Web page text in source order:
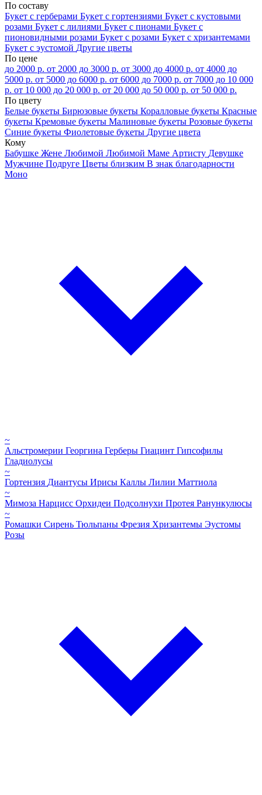
По составу
Букет с герберами Букет с гортензиями Букет с кустовыми
розами Букет с лилиями Букет с пионами Букет с
пионовидными розами Букет с розами Букет с хризантемами
Букет с эустомой Другие цветы
По цене
до 2000 р. от 2000 до 3000 р. от 3000 до 4000 р. от 4000 до
5000 р. от 5000 до 6000 р. от 6000 до 7000 р. от 7000 до 10 000
р. от 10 000 до 20 000 р. от 20 000 до 50 000 р. от 50 000 р.
По цвету
Белые букеты Бирюзовые букеты Коралловые букеты Красные
букеты Кремовые букеты Малиновые букеты Розовые букеты
Синие букеты Фиолетовые букеты Другие цвета
Кому
Бабушке Жене Любимой Любимой Маме Артисту Девушке
Мужчине Подруге Цветы близким В знак благодарности
Моно
~
Альстромерии Георгина Герберы Гиацинт Гипсофилы
Гладиолусы
~
Гортензия Диантусы Ирисы Каллы Лилии Маттиола
~
Мимоза Нарцисс Орхидеи Подсолнухи Протея Ранункулюсы
~
Ромашки Сирень Тюльпаны Фрезия Хризантемы Эустомы
Розы